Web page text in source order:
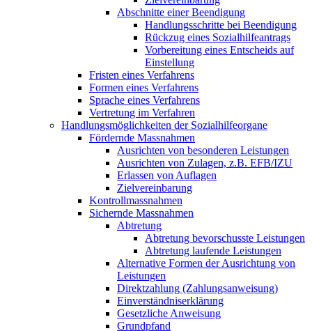
Abschnitte einer Beendigung
Handlungsschritte bei Beendigung
Rückzug eines Sozialhilfeantrags
Vorbereitung eines Entscheids auf
Einstellung
Fristen eines Verfahrens
Formen eines Verfahrens
Sprache eines Verfahrens
Vertretung im Verfahren
Handlungsmöglichkeiten der Sozialhilfeorgane
Fördernde Massnahmen
Ausrichten von besonderen Leistungen
Ausrichten von Zulagen, z.B. EFB/IZU
Erlassen von Auflagen
Zielvereinbarung
Kontrollmassnahmen
Sichernde Massnahmen
Abtretung
Abtretung bevorschusste Leistungen
Abtretung laufende Leistungen
Alternative Formen der Ausrichtung von
Leistungen
Direktzahlung (Zahlungsanweisung)
Einverständniserklärung
Gesetzliche Anweisung
Grundpfand